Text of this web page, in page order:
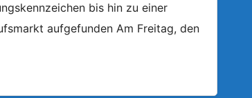
bis hin zu einer
aufgefunden Am Freitag, den